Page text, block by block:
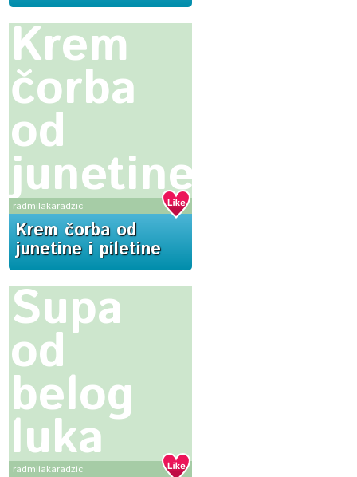
Krem
čorba
od
junetine
i
piletine
radmilakaradzic
Krem čorba od
junetine i piletine
Supa
od
belog
luka
radmilakaradzic